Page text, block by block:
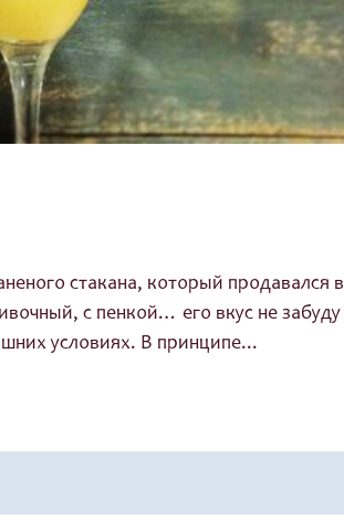
стакана, который продавался в
с пенкой… его вкус не забуду
условиях. В принципе...